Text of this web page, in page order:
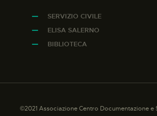
SERVIZIO CIVILE
ELISA SALERNO
BIBLIOTECA
©2021 Associazione Centro Documentazione e